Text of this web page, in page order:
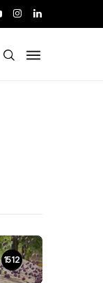
1512